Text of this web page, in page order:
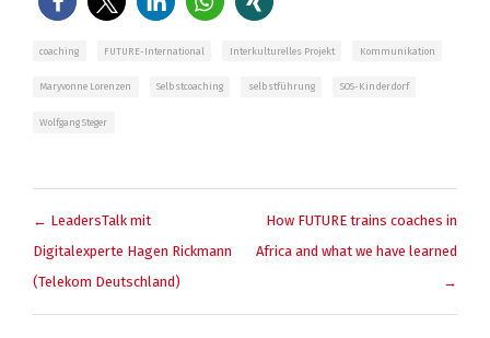
coaching FUTURE-International Interkulturelles Projekt Kommunikation
Maryvonne Lorenzen Selbstcoaching selbstführung SOS-Kinderdorf
Wolfgang Steger
← LeadersTalk mit
Digitalexperte Hagen Rickmann
(Telekom Deutschland)
How FUTURE trains coaches in
Africa and what we have learned
→